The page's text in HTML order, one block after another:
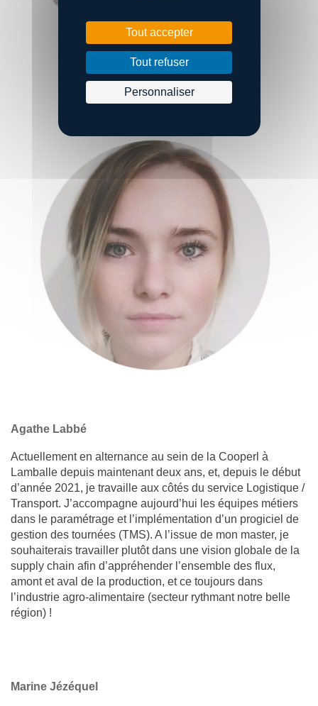
Agathe Labbé
Actuellement en alternance au sein de la Cooperl à
Lamballe depuis maintenant deux ans, et, depuis le début
d’année 2021, je travaille aux côtés du service Logistique /
Transport. J’accompagne aujourd’hui les équipes métiers
dans le paramétrage et l’implémentation d’un progiciel de
gestion des tournées (TMS). A l’issue de mon master, je
souhaiterais travailler plutôt dans une vision globale de la
supply chain afin d’appréhender l’ensemble des flux,
amont et aval de la production, et ce toujours dans
l’industrie agro-alimentaire (secteur rythmant notre belle
région) !
Marine Jézéquel
Tout accepter
Tout refuser
Personnaliser